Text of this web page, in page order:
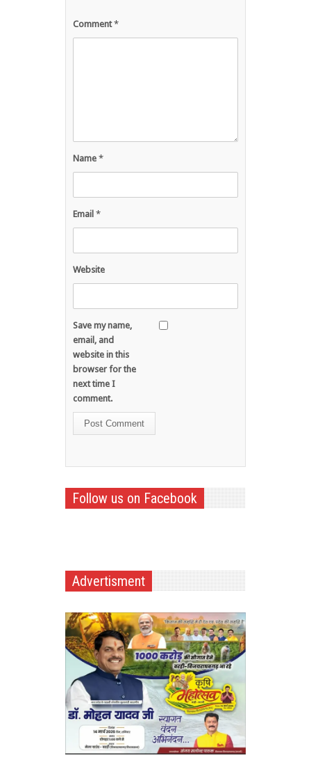
Comment*
Name *
Email *
Website
Save my name,
email, and
website in this
browser for the
next time I
comment.
Follow us on Facebook
Advertisment